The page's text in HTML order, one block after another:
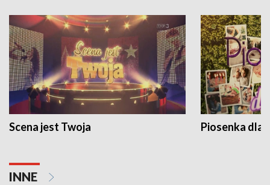
Scena jest Twoja Piosenka dla
INNE